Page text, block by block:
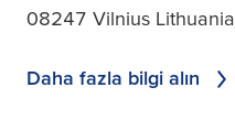
08247 Vilnius Lithuania
Daha fazla bilgi alın